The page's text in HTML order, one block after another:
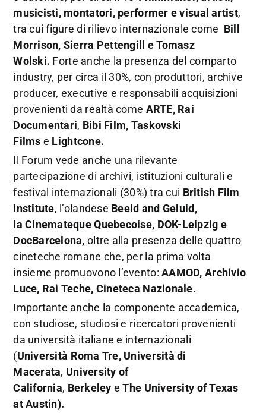
musicisti, montatori, performer e visual artist,
tra cui figure di rilievo internazionale come Bill
Morrison, Sierra Pettengill eTomasz
Wolski. Forte anche la presenza del comparto
industry, per circa il 30%, con produttori, archive
producer, executive e responsabili acquisizioni
provenienti da realtà come ARTE, Rai
Documentari, Bibi Film, Taskovski
Films e Lightcone.
Il Forum vede anche una rilevante
partecipazione di archivi, istituzioni culturali e
festival internazionali (30%) tra cui British Film
Institute, l’olandese Beeld and Geluid,
la Cinemateque Quebecoise, DOK-Leipzig e
DocBarcelona,oltre alla presenza delle quattro
cineteche romane che, per la prima volta
insieme promuovono l’evento:AAMOD, Archivio
Luce, Rai Teche, Cineteca Nazionale.
Importante anche la componente accademica,
con studiose, studiosi e ricercatori provenienti
da università italiane e internazionali
(Università Roma Tre, Università di
Macerata, University of
California, Berkeley e The University of Texas
at Austin).